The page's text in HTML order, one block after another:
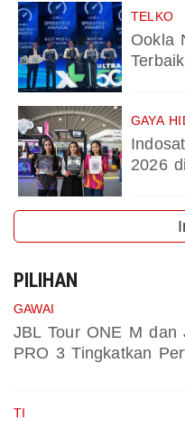
TELKO
Ookla
Terbaik
GAYA
2026
PILIHAN
GAWAI
JBL Tour ONE M dan
PRO 3 Tingkatkan
TI